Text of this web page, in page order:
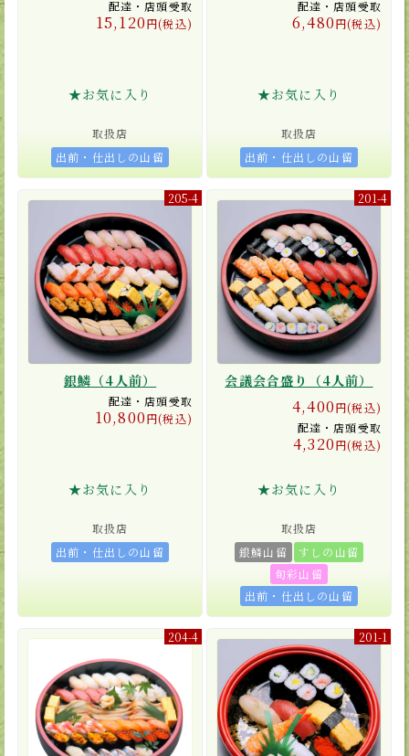
配達・店頭受取
15,120円(税込)
★お気に入り
取扱店
出前・仕出しの山留
配達・店頭受取
6,480円(税込)
★お気に入り
取扱店
出前・仕出しの山留
205-4
銀鱗（4人前）
配達・店頭受取
10,800円(税込)
★お気に入り
取扱店
出前・仕出しの山留
201-4
会議会合盛り（4人前）
4,400円(税込)
配達・店頭受取
4,320円(税込)
★お気に入り
取扱店
銀鱗山留
すしの山留
旬彩山留
出前・仕出しの山留
204-4 201-1